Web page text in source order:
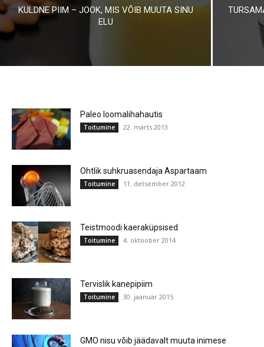
KULDNE PIIM – JOOK, MIS VÕIB MUUTA SINU
ELU
Paleo loomalihahautis
Toitumine 22. märts 2013
Ohtlik suhkruasendaja Aspartaam
Toitumine 11. detsember 2012
Teistmoodi kaeraküpsised
Toitumine 4. oktoober 2014
Tervislik kanepipiim
Toitumine 30. jaanuar 2015
GMO nisu võib jäädavalt muuta inimese